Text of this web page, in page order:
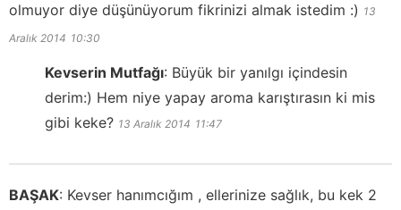
olmuyor diye düşünüyorum fikrinizi almak istedim :) 13
Aralık 2014 10:30
Kevserin Mutfağı: Büyük bir yanılgı içindesin
derim:) Hem niye yapay aroma karıştırasın ki mis
gibi keke? 13 Aralık 2014 11:47
BAŞAK: Kevser hanımcığım , ellerinize sağlık, bu kek 2